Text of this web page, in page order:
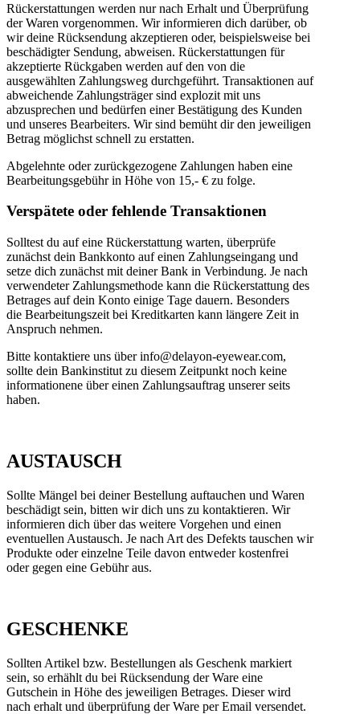
Rückerstattungen werden nur nach Erhalt und Überprüfung
der Waren vorgenommen. Wir informieren dich darüber, ob
wir deine Rücksendung akzeptieren oder, beispielsweise bei
beschädigter Sendung, abweisen. Rückerstattungen für
akzeptierte Rückgaben werden auf den von die
ausgewählten Zahlungsweg durchgeführt. Transaktionen auf
abweichende Zahlungsträger sind explozit mit uns
abzusprechen und bedürfen einer Bestätigung des Kunden
und unseres Bearbeiters. Wir sind bemüht dir den jeweiligen
Betrag möglichst schnell zu erstatten.
Abgelehnte oder zurückgezogene Zahlungen haben eine
Bearbeitungsgebühr in Höhe von 15,- € zu folge.
Verspätete oder fehlende Transaktionen
Solltest du auf eine Rückerstattung warten, überprüfe
zunächst dein Bankkonto auf einen Zahlungseingang und
setze dich zunächst mit deiner Bank in Verbindung. Je nach
verwendeter Zahlungsmethode kann die Rückerstattung des
Betrages auf dein Konto einige Tage dauern. Besonders
die Bearbeitungszeit bei Kreditkarten kann längere Zeit in
Anspruch nehmen.
Bitte kontaktiere uns über info@delayon-eyewear.com,
sollte dein Bankinstitut zu diesem Zeitpunkt noch keine
informationene über einen Zahlungsauftrag unserer seits
haben.
AUSTAUSCH
Sollte Mängel bei deiner Bestellung auftauchen und Waren
beschädigt sein, bitten wir dich uns zu kontaktieren. Wir
informieren dich über das weitere Vorgehen und einen
eventuellen Austausch. Je nach Art des Defekts tauschen wir
Produkte oder einzelne Teile davon entweder kostenfrei
oder gegen eine Gebühr aus.
GESCHENKE
Sollten Artikel bzw. Bestellungen als Geschenk markiert
sein, so erhählt du bei Rücksendung der Ware eine
Gutschein in Höhe des jeweiligen Betrages. Dieser wird
nach erhalt und überprüfung der Ware per Email versendet.